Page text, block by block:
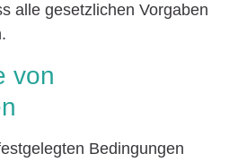
alle gesetzlichen Vorgaben
von
Bedingungen